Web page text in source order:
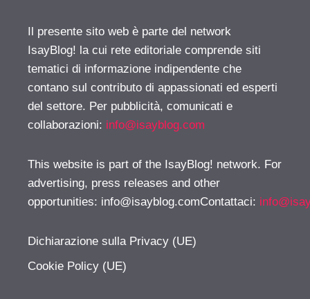
Il presente sito web è parte del network
IsayBlog! la cui rete editoriale comprende siti
tematici di informazione indipendente che
contano sul contributo di appassionati ed esperti
del settore. Per pubblicità, comunicati e
collaborazioni: info@isayblog.com
This website is part of the IsayBlog! network. For
advertising, press releases and other
opportunities: info@isayblog.comContattaci:
Dichiarazione sulla Privacy (UE)
Cookie Policy (UE)